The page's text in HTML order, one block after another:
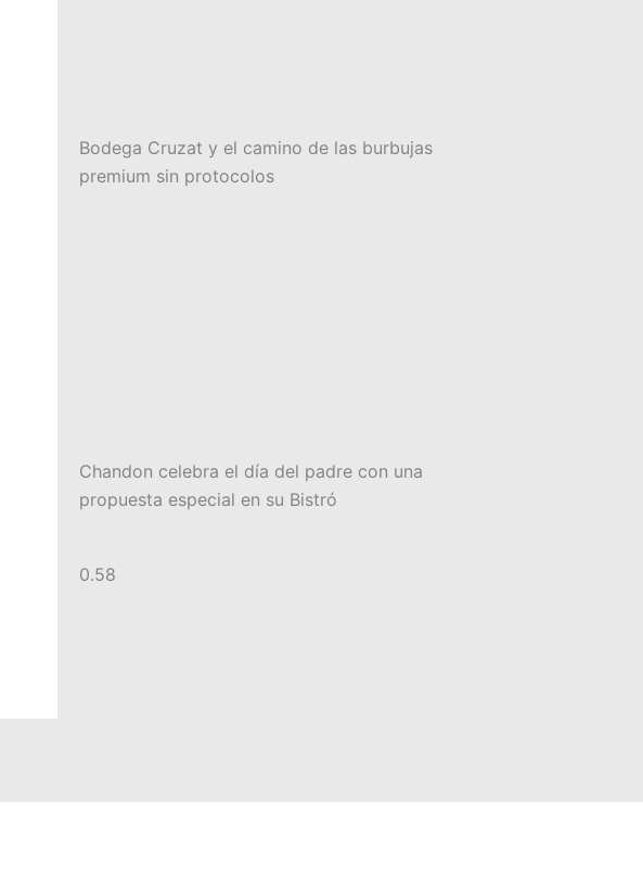
Bodega Cruzat y el camino de las burbujas
premium sin protocolos
Chandon celebra el día del padre con una
propuesta especial en su Bistró